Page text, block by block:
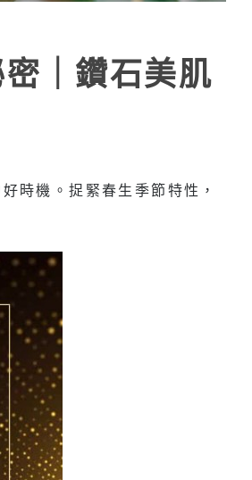
｜鑽石美肌
時機。捉緊春生季節特性，